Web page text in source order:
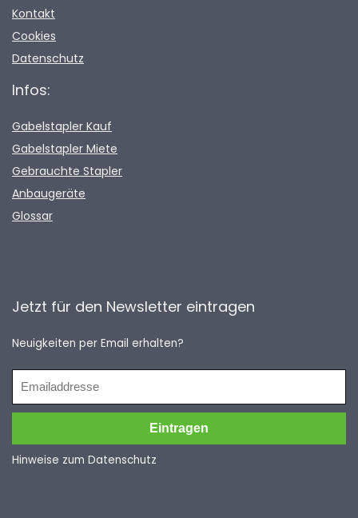
Kontakt
Cookies
Datenschutz
Infos:
Gabelstapler Kauf
Gabelstapler Miete
Gebrauchte Stapler
Anbaugeräte
Glossar
Jetzt für den Newsletter eintragen
Neuigkeiten per Email erhalten?
Hinweise zum Datenschutz